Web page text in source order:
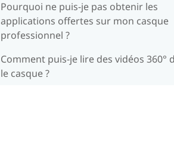
Pourquoi ne puis-je pas obtenir les
applications offertes sur mon casque
professionnel ?
Comment puis-je lire des vidéos 360°
le casque ?